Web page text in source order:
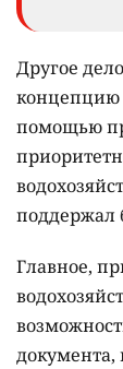
Другое
концепцию
помощью
поддержал
Главное,
документа,